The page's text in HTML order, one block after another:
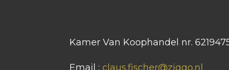
Kamer Van Koophandel nr.
Email : claus.fischer@ziggo.nl